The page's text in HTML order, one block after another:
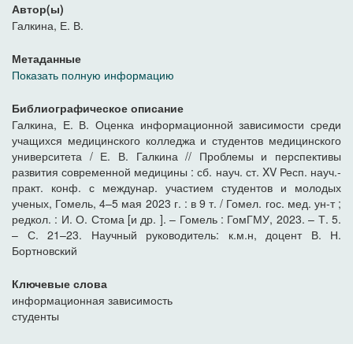
Автор(ы)
Галкина, Е. В.
Метаданные
Показать полную информацию
Библиографическое описание
Галкина, Е. В. Оценка информационной зависимости среди
учащихся медицинского колледжа и студентов медицинского
университета / Е. В. Галкина // Проблемы и перспективы
развития современной медицины : сб. науч. ст. XV Респ. науч.-
практ. конф. с междунар. участием студентов и молодых
ученых, Гомель, 4–5 мая 2023 г. : в 9 т. / Гомел. гос. мед. ун-т ;
редкол. : И. О. Стома [и др. ]. – Гомель : ГомГМУ, 2023. – Т. 5.
– С. 21–23. Научный руководитель: к.м.н, доцент В. Н.
Бортновский
Ключевые слова
информационная зависимость
студенты